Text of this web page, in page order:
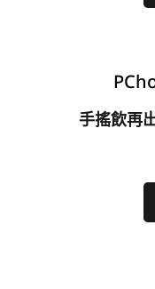
手搖飲再